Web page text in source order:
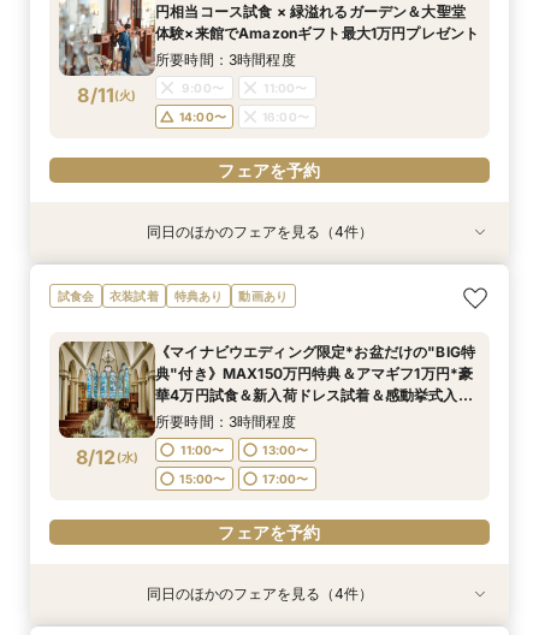
8/11(火)
円相当コース試食 × 緑溢れるガーデン＆大聖堂
体験×来館でAmazonギフト最大1万円プレゼント
所要時間：3時間程度
9:00〜
11:00〜
14:00〜
16:00〜
フェアを予約
衣装試着 特典あり
8/11(火)
【じっくり検討したい方向け】まずはフェアに参
加してみよう！憧れの大聖堂＆貸切会場見学＆豪
所要時間：3時間程度
9:00〜
11:00〜
14:00〜
16:00〜
フェアを予約
衣装試着 特典あり
8/11(火)
【マタニティ&パパママ婚限定プラン＆特典有
り】憧れ大聖堂＆緑溢れるガーデンW体験＆贅沢
所要時間：3時間程度
9:00〜
11:00〜
14:00〜
16:00〜
フェアを予約
衣装試着 特典あり
8/11(火)
【6名～29名迄*少人数結婚式】オリジナリティ
×安心相談会×お得プラン《無料試食》
所要時間：3時間程度
9:00〜
11:00〜
14:00〜
16:00〜
フェアを予約
衣装試着 特典あり
8/11(火)
【コスパ重視必見】40名130万円＆自己負担ゼロ
で叶う上質W★最短30日で準備OK★1件目来館
所要時間：3時間程度
9:00〜
11:00〜
14:00〜
16:00〜
フェアを予約
同日のほかのフェアを見る（4件）
試食会 衣装試着 特典あり 動画あり
8/12(水)
《マイナビウエディング限定*お盆だけの"BIG特
典"付き》MAX150万円特典＆アマギフ1万円*豪
華4万円試食＆新入荷ドレス試着＆感動挙式入場
体験
所要時間：3時間程度
11:00〜
13:00〜
15:00〜
17:00〜
フェアを予約
衣装試着 特典あり
衣装試着 特典あり
衣装試着 特典あり
衣装試着 特典あり
同日のほかのフェアを見る（4件）